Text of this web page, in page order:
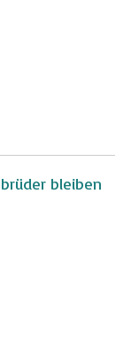
bleiben